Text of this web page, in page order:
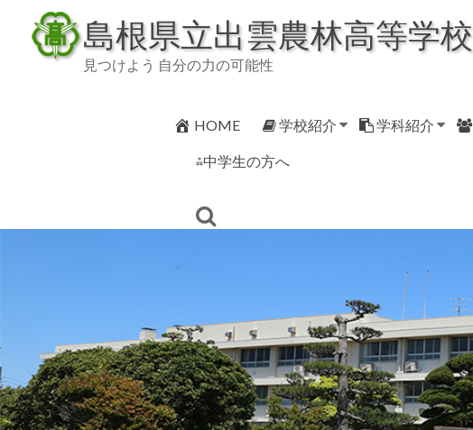
content
島根県立出雲農林高等学校
見つけよう 自分の力の可能性
HOME 学校紹介 学科紹介
⁂中学生の方へ